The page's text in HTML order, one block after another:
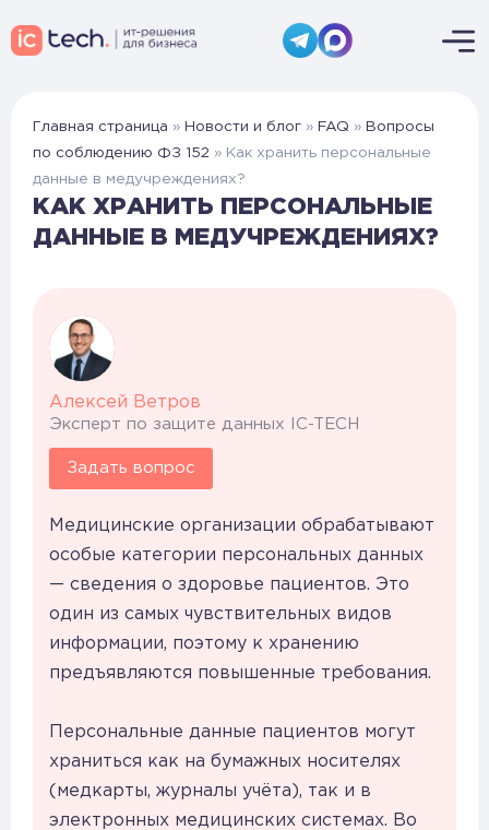
Главная страница » Новости и блог » FAQ » Вопросы
по соблюдению ФЗ 152 » Как хранить персональные
данные в медучреждениях?
КАК ХРАНИТЬ ПЕРСОНАЛЬНЫЕ
ДАННЫЕ В МЕДУЧРЕЖДЕНИЯХ?
Алексей Ветров
Эксперт по защите данных IC-TECH
Задать вопрос
Медицинские организации обрабатывают
особые категории персональных данных
— сведения о здоровье пациентов. Это
один из самых чувствительных видов
информации, поэтому к хранению
предъявляются повышенные требования.
Персональные данные пациентов могут
храниться как на бумажных носителях
(медкарты, журналы учёта), так и в
электронных медицинских системах. Во